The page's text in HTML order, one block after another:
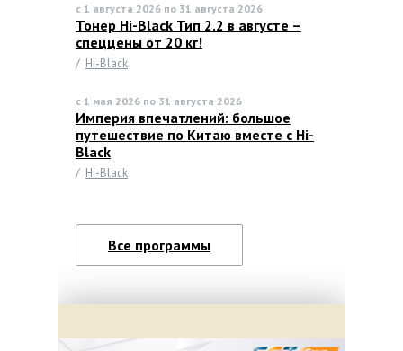
с 1 августа 2026 по 31 августа 2026
Тонер Hi-Black Тип 2.2 в августе –
спеццены от 20 кг!
/ Hi-Black
с 1 мая 2026 по 31 августа 2026
Империя впечатлений: большое
путешествие по Китаю вместе с Hi-
Black
/ Hi-Black
Все программы